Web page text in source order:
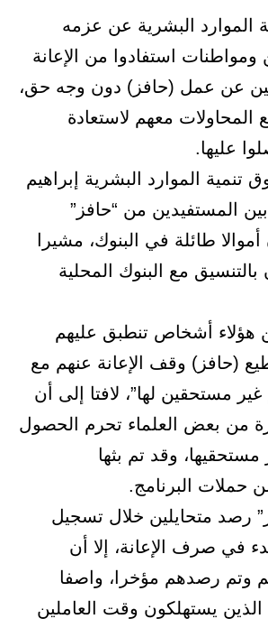
الموارد البشرية عن عزمه
استفادوا من الإعانة
عن عمل (حافز) دون وجه حق،
المحاولات معهم لاستعادة
عليها.
تنمية الموارد البشرية إبراهيم
المستفيدين من “حافز”
طائلة في البنوك، مشيرا
بالتنسيق مع البنوك المحلية
هؤلاء أشخاص تنطبق عليهم
(حافز) وقف الإعانة عنهم مع
غير مستحقين لها”، لافتا إلى أن
من بعض العلماء تحرم الحصول
مستحقيها، وقد تم بثها
حملات البرنامج.
رصد متحايلين خلال تسجيل
في صرف الإعانة، إلا أن
وتم رصدهم مؤخرا، واصفا
الذين يستهلكون وقت العاملين